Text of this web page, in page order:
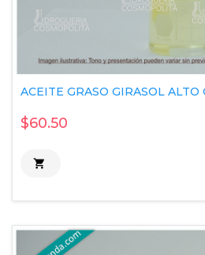
ACEITE GRASO GIRASOL
$60.50
